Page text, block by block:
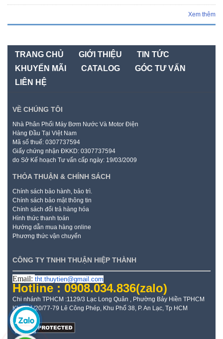
Xem thêm
TRANG CHỦ GIỚI THIỆU
TIN TỨC
KHUYẾN MÃI
CATALOG
GÓC TƯ VẤN
LIÊN HỆ
VỀ CHÚNG TÔI
Nhà Phân Phối Máy Bơm Nước Và Motor Điện
Hàng Đầu Tại Việt Nam
Mã số thuế: 0307737594
Giấy chứng nhận ĐKKD: 0307737594
do Sở Kế hoạch Tư vấn cấp ngày: 19/03/2009
THỎA THUẬN & CHÍNH SÁCH
Chính sách bảo hành, bảo trì.
Chính sách bảo mật thông tin
Chính sách đổi trả hàng hóa
Hình thức thanh toán
Hướng dẫn mua hàng online
Phương thức vận chuyển
CÔNG TY TNHH THUẬN HIỆP THÀNH
Email: tht.thuytien@gmail.com
Hotline : 0908.034.836(zalo)
Chi nhánh TPHCM :1129/3 Lạc Long Quân , Phường Bảy Hiền TPHCM
Kho: 21/20/77-79 Lê Công Phép, Khu Phố 38, P. An Lạc, Tp HCM